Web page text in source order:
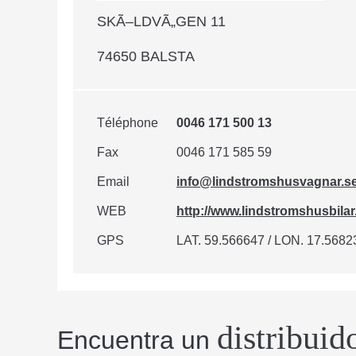
SKÃ–LDVÃ„GEN 11
74650 BALSTA
Téléphone 0046 171 500 13
Fax 0046 171 585 59
Email
WEB http://
GPS LAT. 59.566647 / LON.
Encuentra un